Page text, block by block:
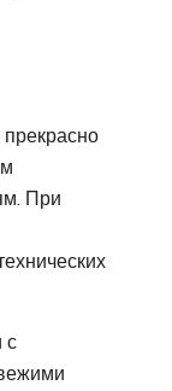
При
с